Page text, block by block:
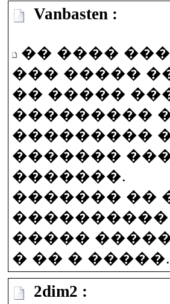
Vanbasten :
�� ����
��� �����
�� �����
���������
���������
�������
�������.
������� ��
�����
� �� � �����.
2dim2 :